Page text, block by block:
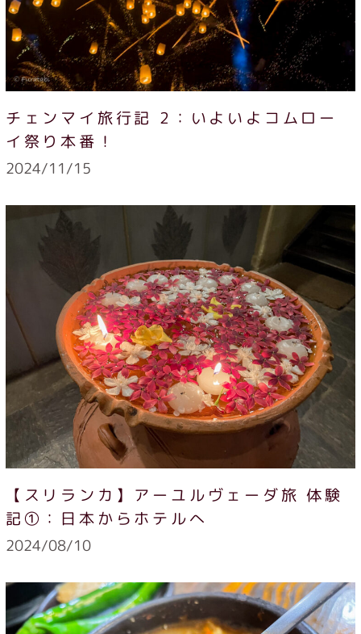
チェンマイ旅行記 2：いよいよコムロー
イ祭り本番！
2024/11/15
【スリランカ】アーユルヴェーダ旅 体験
記①：日本からホテルへ
2024/08/10